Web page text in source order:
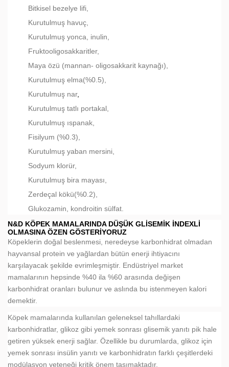
Bitkisel bezelye lifi,
Kurutulmuş havuç,
Kurutulmuş yonca, inulin,
Fruktooligosakkaritler,
Maya özü (mannan- oligosakkarit kaynağı),
Kurutulmuş elma(%0.5),
Kurutulmuş nar,
Kurutulmuş tatlı portakal,
Kurutulmuş ıspanak,
Fisilyum (%0.3),
Kurutulmuş yaban mersini,
Sodyum klorür,
Kurutulmuş bira mayası,
Zerdeçal kökü(%0.2),
Glukozamin, kondroitin sülfat.
N&D KÖPEK MAMALARINDA DÜŞÜK GLISEMIK İNDEXLI
OLMASINA ÖZEN GÖSTERIYORUZ
Köpeklerin doğal beslenmesi, neredeyse karbonhidrat olmadan
hayvansal protein ve yağlardan bütün enerji ihtiyacını
karşılayacak şekilde evrimleşmiştir. Endüstriyel market
mamalarının hepsinde %40 ila %60 arasında değişen
karbonhidrat oranları bulunur ve aslında bu istenmeyen kalori
demektir.
Köpek mamalarında kullanılan geleneksel tahıllardaki
karbonhidratlar, glikoz gibi yemek sonrası glisemik yanıtı pik hale
getiren yüksek enerji sağlar. Özellikle bu durumlarda, glikoz için
yemek sonrası insülin yanıtı ve karbonhidratın farklı çeşitlerdeki
modülasyon yeteneği kritik önem taşımaktadır.